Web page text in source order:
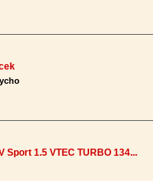
Sport 1.5 VTEC TURBO 134...